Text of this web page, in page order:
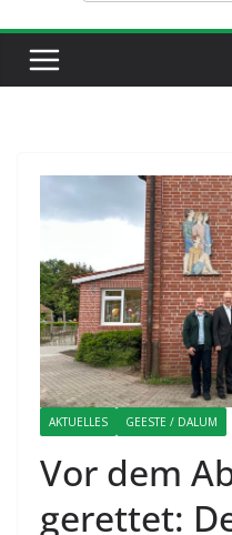
AKTUELLES GEESTE / DALUM
Vor dem
gerettet: